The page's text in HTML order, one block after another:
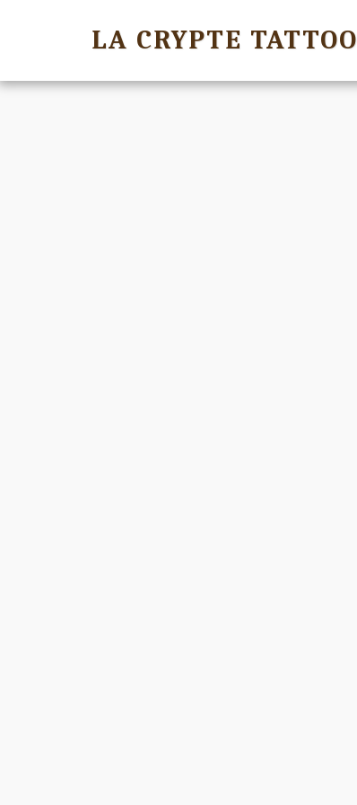
LA CRYPTE TATTOO